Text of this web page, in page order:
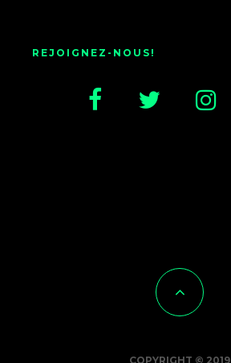
REJOIGNEZ-NOUS!
COPYRIGHT © 2019